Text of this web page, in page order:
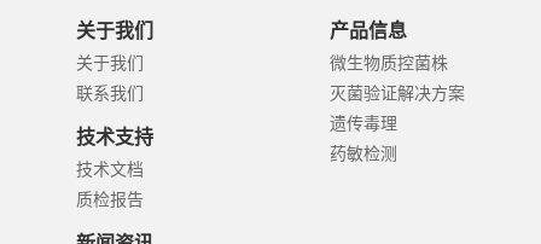
关于我们
关于我们
联系我们
技术支持
技术文档
质检报告
产品信息
微生物质控菌株
灭菌验证解决方案
遗传毒理
药敏检测